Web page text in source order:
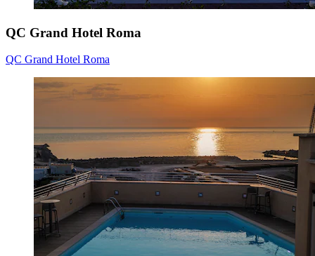
QC Grand Hotel Roma
QC Grand Hotel Roma